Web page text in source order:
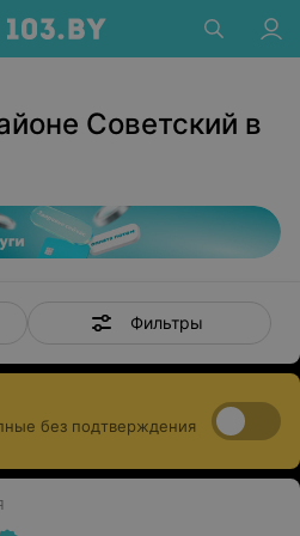
Советский в
Фильтры
без подтверждения